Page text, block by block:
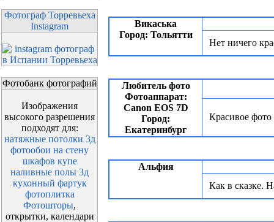
Фотограф Торревьеха
Instagram
Фотобанк фотографий
Изображения
высокого разрешения
подходят для:
натяжные потолки 3д
фотообои на стену
шкафов купе
наливные полы 3д
кухонный фартук
фотоплитка
Фотошторы,
открытки, календари
Викаська
Город: Тольятти
Нет ничего
Любитель фото
Фотоаппарат:
Canon EOS 7D
Город:
Екатеринбург
Красивое
Альфия
Как в сказке.